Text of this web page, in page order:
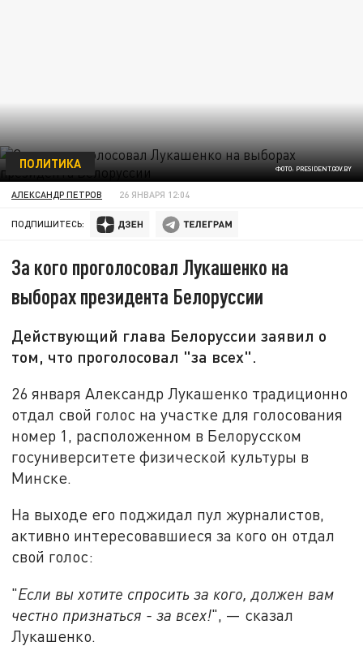
ФОТО: PRESIDENT.GOV.BY
ПОЛИТИКА
АЛЕКСАНДР ПЕТРОВ 26 ЯНВАРЯ 12:04
ПОДПИШИТЕСЬ:
За кого проголосовал Лукашенко на
выборах президента Белоруссии
Действующий глава Белоруссии заявил о
том, что проголосовал "за всех".
26 января Александр Лукашенко традиционно
отдал свой голос на участке для голосования
номер 1, расположенном в Белорусском
госуниверситете физической культуры в
Минске.
На выходе его поджидал пул журналистов,
активно интересовавшиеся за кого он отдал
свой голос:
"Если вы хотите спросить за кого, должен вам
честно признаться - за всех!", — сказал
Лукашенко.